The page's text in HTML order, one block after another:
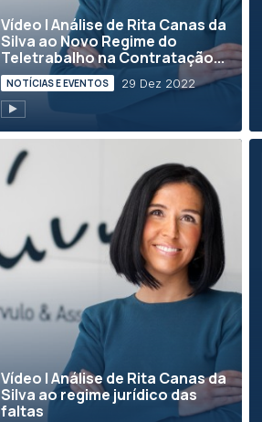
Vídeo | Análise de Rita Canas da
Silva ao Novo Regime do
Teletrabalho na Contratação...
NOTÍCIAS E EVENTOS 29 Dez 2022
Vídeo | Análise de Rita Canas da
Silva ao regime jurídico das
faltas